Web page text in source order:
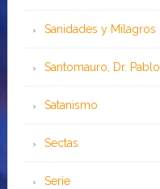
Sanidades y Milagros
Santomauro, Dr. Pablo
Satanismo
Sectas
Serie